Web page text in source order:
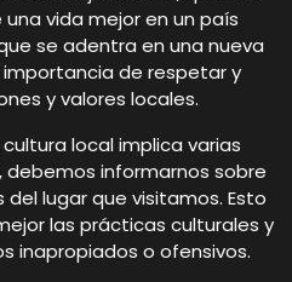
vida mejor en un país
se adentra en una nueva
de respetar y
y valores locales.
local implica varias
debemos informarnos sobre
lugar que visitamos. Esto
las prácticas culturales y
inapropiados o ofensivos.